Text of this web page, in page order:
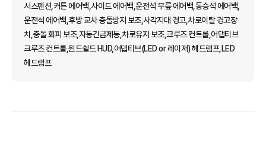
서스펜션,커튼 에어백,사이드 에어백,운전석 무릎 에어백,동승석 에어백,
운전석 에어백,후방 교차 충돌방지 보조,사각지대 경고,차로이탈 경고장
치,충돌 회피 보조,자동긴급제동,차로유지 보조,크루즈 컨트롤,어댑티브
크루즈 컨트롤,윈드쉴드 HUD,어댑티브(LED or 레이저) 헤드램프,LED
헤드램프